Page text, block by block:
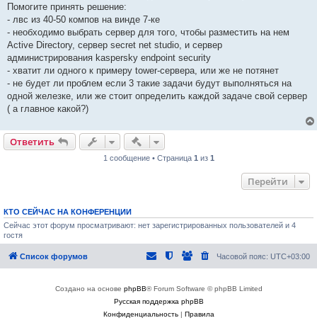
и
е
Помогите принять решение:
- лвс из 40-50 компов на винде 7-ке
- необходимо выбрать сервер для того, чтобы разместить на нем
Active Directory, сервер secret net studio, и сервер
администрирования kaspersky endpoint security
- хватит ли одного к примеру tower-сервера, или же не потянет
- не будет ли проблем если 3 такие задачи будут выполняться на
одной железке, или же стоит определить каждой задаче свой сервер
( а главное какой?)
Ответить Быстрые действия
1 сообщение • Страница 1 из 1
Перейти
КТО СЕЙЧАС НА КОНФЕРЕНЦИИ
Сейчас этот форум просматривают: нет зарегистрированных пользователей и 4
гостя
Список форумов Часовой пояс: UTC+03:00
Создано на основе phpBB® Forum Software © phpBB Limited
Русская поддержка phpBB
Конфиденциальность| Правила